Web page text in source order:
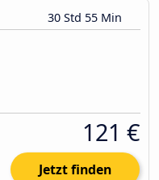
30 Std 55 Min
121 €
Jetzt finden